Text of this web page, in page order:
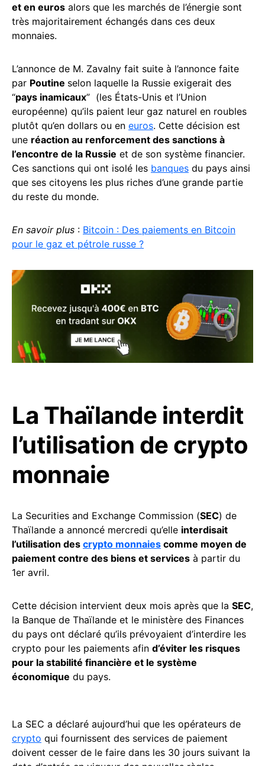
et en euros alors que les marchés de l’énergie sont
très majoritairement échangés dans ces deux
monnaies.
L’annonce de M. Zavalny fait suite à l’annonce faite
par Poutine selon laquelle la Russie exigerait des
“pays inamicaux” (les États-Unis et l’Union
européenne) qu’ils paient leur gaz naturel en roubles
plutôt qu’en dollars ou en euros. Cette décision est
une réaction au renforcement des sanctions à
l’encontre de la Russie et de son système financier.
Ces sanctions qui ont isolé les banques du pays ainsi
que ses citoyens les plus riches d’une grande partie
du reste du monde.
En savoir plus : Bitcoin : Des paiements en Bitcoin
pour le gaz et pétrole russe ?
La Thaïlande interdit
l’utilisation de crypto
monnaie
La Securities and Exchange Commission (SEC) de
Thaïlande a annoncé mercredi qu’elle interdisait
l’utilisation des crypto monnaies comme moyen de
paiement contre des biens et services à partir du
1er avril.
Cette décision intervient deux mois après que la SEC,
la Banque de Thaïlande et le ministère des Finances
du pays ont déclaré qu’ils prévoyaient d’interdire les
crypto pour les paiements afin d’éviter les risques
pour la stabilité financière et le système
économique du pays.
La SEC a déclaré aujourd’hui que les opérateurs de
crypto qui fournissent des services de paiement
doivent cesser de le faire dans les 30 jours suivant la